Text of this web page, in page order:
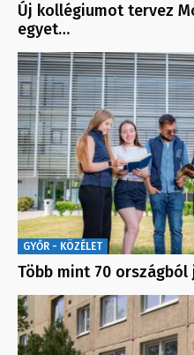
Új kollégiumot tervez
egyet…
GYŐR - KÖZÉLET
Több mint 70